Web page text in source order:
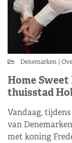
Denemarken
Home
thuisstad
Vandaag,
van
met koning